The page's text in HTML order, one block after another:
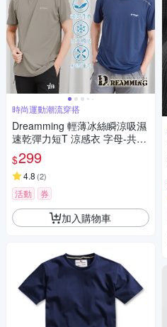
時尚運動潮流穿搭
Dreamming 輕薄冰絲瞬涼吸濕
速乾彈力短T 涼感衣 字母-共六
色
$299
4.8 (2)
活動 券
加入購物車